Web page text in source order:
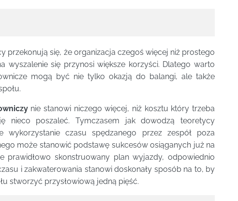
przekonują się, że organizacja czegoś więcej niż prostego
wyszalenie się przynosi większe korzyści. Dlatego warto
mogą być nie tylko okazją do balangi, ale także
nie stanowi niczego więcej, niż kosztu który trzeba
nieco poszaleć. Tymczasem jak dowodzą teoretycy
wykorzystanie czasu spędzanego przez zespół poza
może stanowić podstawę sukcesów osiąganych już na
skonstruowany plan wyjazdy, odpowiednio
i zakwaterowania stanowi doskonały sposób na to, by
stworzyć przysłowiową jedną pięść.